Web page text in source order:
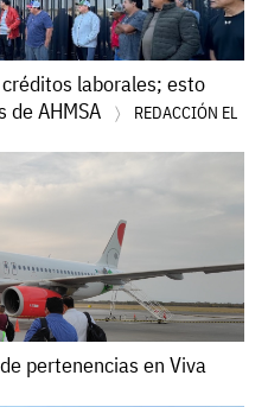
laborales; esto
de AHMSA
REDACCIÓN EL
pertenencias en Viva